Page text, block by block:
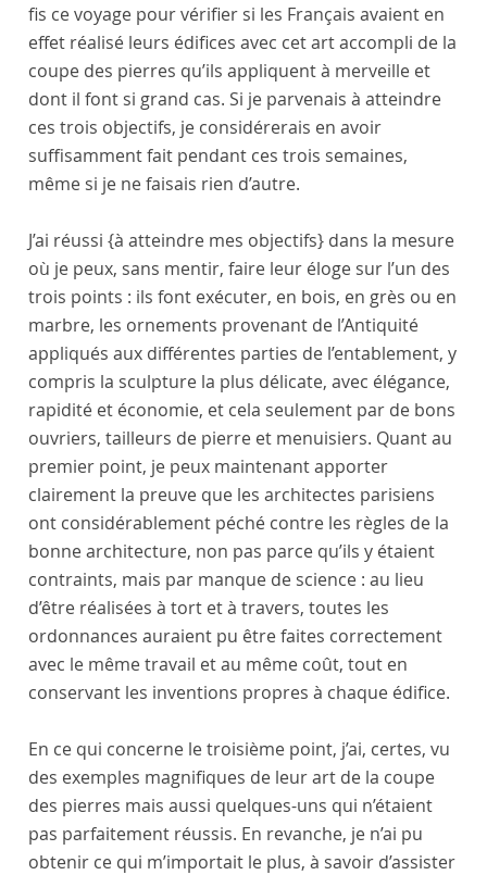
fis ce voyage pour vérifier si les Français avaient en
effet réalisé leurs édifices avec cet art accompli de la
coupe des pierres qu’ils appliquent à merveille et
dont il font si grand cas. Si je parvenais à atteindre
ces trois objectifs, je considérerais en avoir
suffisamment fait pendant ces trois semaines,
même si je ne faisais rien d’autre.
J’ai réussi {à atteindre mes objectifs} dans la mesure
où je peux, sans mentir, faire leur éloge sur l’un des
trois points : ils font exécuter, en bois, en grès ou en
marbre, les ornements provenant de l’Antiquité
appliqués aux différentes parties de l’entablement, y
compris la sculpture la plus délicate, avec élégance,
rapidité et économie, et cela seulement par de bons
ouvriers, tailleurs de pierre et menuisiers. Quant au
premier point, je peux maintenant apporter
clairement la preuve que les architectes parisiens
ont considérablement péché contre les règles de la
bonne architecture, non pas parce qu’ils y étaient
contraints, mais par manque de science : au lieu
d’être réalisées à tort et à travers, toutes les
ordonnances auraient pu être faites correctement
avec le même travail et au même coût, tout en
conservant les inventions propres à chaque édifice.
En ce qui concerne le troisième point, j’ai, certes, vu
des exemples magnifiques de leur art de la coupe
des pierres mais aussi quelques-uns qui n’étaient
pas parfaitement réussis. En revanche, je n’ai pu
obtenir ce qui m’importait le plus, à savoir d’assister